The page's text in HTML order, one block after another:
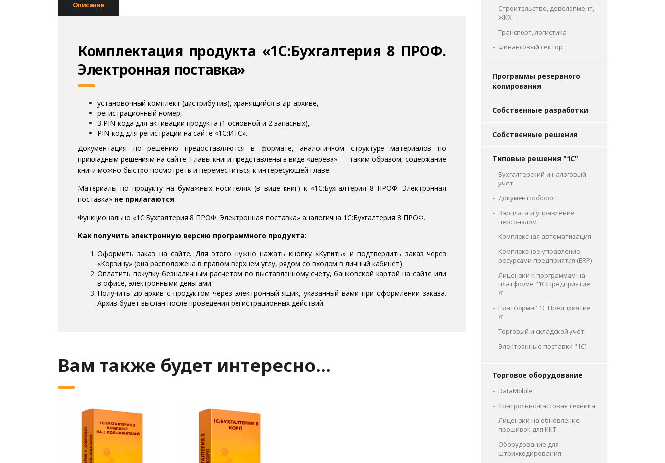
Описание
Комплектация продукта «1С:Бухгалтерия 8 ПРОФ.
Электронная поставка»
установочный комплект (дистрибутив), хранящийся в zip-архиве,
регистрационный номер,
3 PIN-кода для активации продукта (1 основной и 2 запасных),
PIN-код для регистрации на сайте «1С:ИТС».
Документация по решению предоставляются в формате, аналогичном структуре материалов по
прикладным решениям на сайте. Главы книги представлены в виде «дерева» — таким образом, содержание
книги можно быстро посмотреть и переместиться к интересующей главе.
Материалы по продукту на бумажных носителях (в виде книг) к «1С:Бухгалтерия 8 ПРОФ. Электронная
поставка» не прилагаются.
Функционально «1С:Бухгалтерия 8 ПРОФ. Электронная поставка» аналогична 1С:Бухгалтерия 8 ПРОФ.
Как получить электронную версию программного продукта:
Оформить заказ на сайте. Для этого нужно нажать кнопку «Купить» и подтвердить заказ через
«Корзину» (она расположена в правом верхнем углу, рядом со входом в личный кабинет).
Оплатить покупку безналичным расчетом по выставленному счету, банковской картой на сайте или
в офисе, электронными деньгами.
Получить zip-архив с продуктом через электронный ящик, указанный вами при оформлении заказа.
Архив будет выслан после проведения регистрационных действий.
Вам также будет интересно…
Строительство, девелопмент,
ЖКХ
Транспорт, логистика
Финансовый сектор
Программы резервного
копирования
Собственные разработки
Собственные решения
Типовые решения "1С"
Бухгалтерский и налоговый
учёт
Документооборот
Зарплата и управление
персоналом
Комплексная автоматизация
Комплексное управление
ресурсами предприятия (ERP)
Лицензии к программам на
платформе "1С:Предприятие
8"
Платформа "1С:Предприятие
8"
Торговый и складской учёт
Электронные поставки "1С"
Торговое оборудование
DataMobile
Контрольно-кассовая техника
Лицензии на обновление
прошивок для ККТ
Оборудование для
штрихкодирования